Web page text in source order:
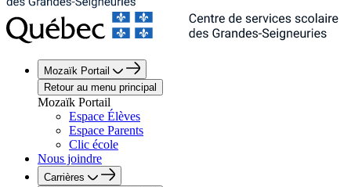
Mozaïk Portail
Retour au menu principal
Mozaïk Portail
Espace Élèves
Espace Parents
Clic école
Nous joindre
Carrières